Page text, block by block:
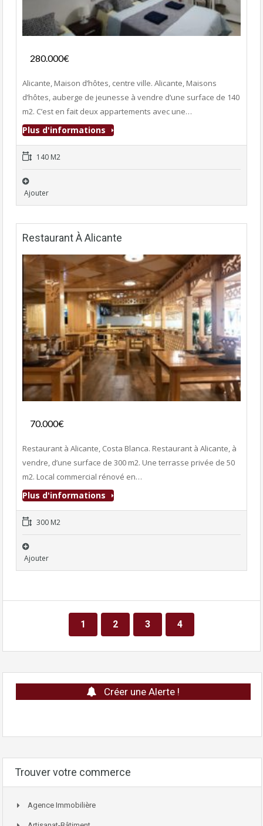
Fonds avec Murs
280.000€
Alicante, Maison d’hôtes, centre ville. Alicante, Maisons
d’hôtes, auberge de jeunesse à vendre d’une surface de 140
m2. C’est en fait deux appartements avec une…
Plus d'informations
140 M2
Ajouter
Restaurant À Alicante
Fonds de commerce
70.000€
Restaurant à Alicante, Costa Blanca. Restaurant à Alicante, à
vendre, d’une surface de 300 m2. Une terrasse privée de 50
m2. Local commercial rénové en…
Plus d'informations
300 M2
Ajouter
1 2 3 4
Créer une Alerte !
Trouver votre commerce
Agence Immobilière